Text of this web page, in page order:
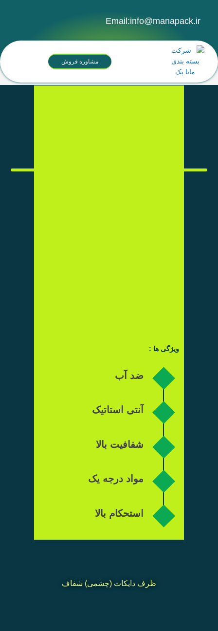
مشاوره فروش
مشاوره تلفنی
کارشناسان مجموعه آماده پاسخ‌گویی و راهنمایی
شما هستند.
ویژگی ها :
ضد آب
آنتی استاتیک
شفافیت بالا
مواد درجه یک
استحکام بالا
ظرف دایکات (چشمی) شفاف